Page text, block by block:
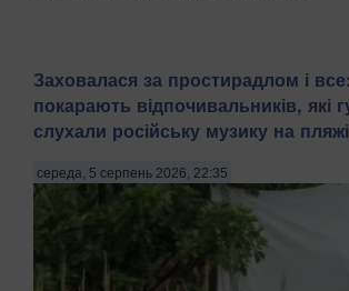
Заховалася за простирадлом і
покарають відпочивальників, які
слухали російську музику на пляжі
середа, 5 серпень 2026, 22:35